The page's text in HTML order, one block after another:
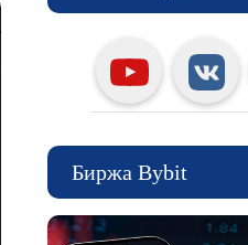
Биржа Bybit